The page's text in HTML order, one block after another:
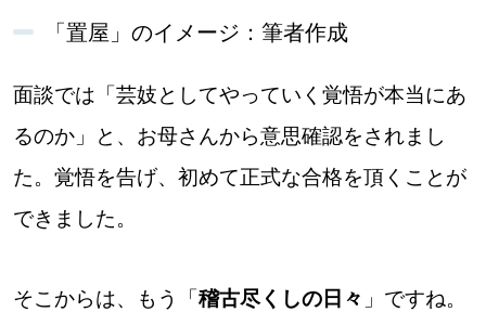
「置屋」のイメージ：筆者作成
面談では「芸妓としてやっていく覚悟が本当にあ
るのか」と、お母さんから意思確認をされまし
た。覚悟を告げ、初めて正式な合格を頂くことが
できました。
そこからは、もう「稽古尽くしの日々 」ですね。